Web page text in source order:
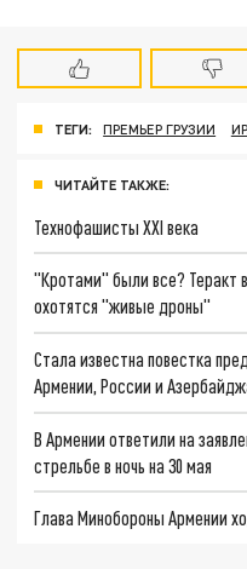
ТЕГИ: ПРЕМЬЕР ГРУЗИИ
ЧИТАЙТЕ ТАКЖЕ:
Технофашисты XXI века
"Кротами" были все? Теракт
охотятся "живые дроны"
Стала известна повестка
Армении, России и
В Армении ответили на
стрельбе в ночь на 30 мая
Глава Минобороны Армении